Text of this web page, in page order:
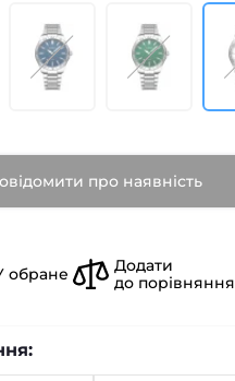
про наявність
обране
Додати
до порівняння